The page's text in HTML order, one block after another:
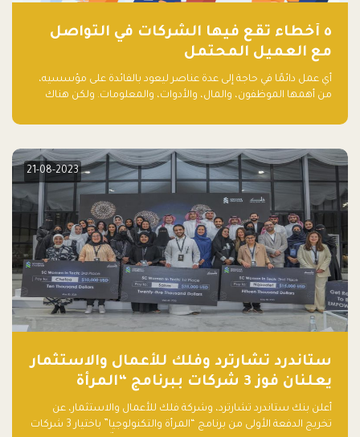
٥ أخطاء تقع فيها الشركات في التواصل
مع العميل المحتمل
أي عمل دائمًا في حاجة إلى عدة عناصر ليعود بالفائدة على مؤسسيه،
من أهمها الموظفون، والمال، والأدوات، والمعلومات. ولكن هناك
أساسه ذلك العمل.
21-08-2023
ستاندرد تشارترد وفلك للأعمال والاستثمار
يعلنان فوز 3 شركات ببرنامج “المرأة
والتكنولوجيا”
أعلن بنك ستاندرد تشارترد، وشركة فلك للأعمال والاستثمار، عن
تخريج الدفعة الأولى من برنامج “المرأة والتكنولوجيا” باختيار 3 شركات